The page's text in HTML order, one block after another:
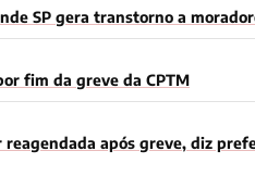
SP gera transtorno a
fim da greve da CPTM
reagendada após greve, diz